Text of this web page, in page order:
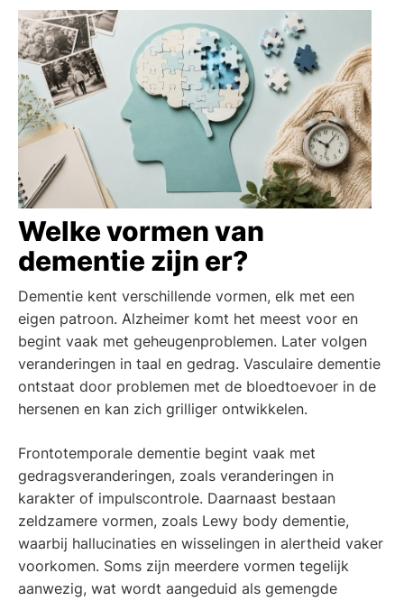
Welke vormen van
dementie zijn er?
Dementie kent verschillende vormen, elk met een
eigen patroon. Alzheimer komt het meest voor en
begint vaak met geheugenproblemen. Later volgen
veranderingen in taal en gedrag. Vasculaire dementie
ontstaat door problemen met de bloedtoevoer in de
hersenen en kan zich grilliger ontwikkelen.
Frontotemporale dementie begint vaak met
gedragsveranderingen, zoals veranderingen in
karakter of impulscontrole. Daarnaast bestaan
zeldzamere vormen, zoals Lewy body dementie,
waarbij hallucinaties en wisselingen in alertheid vaker
voorkomen. Soms zijn meerdere vormen tegelijk
aanwezig, wat wordt aangeduid als gemengde